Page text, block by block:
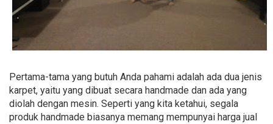
Pertama-tama yang butuh Anda pahami adalah ada dua jenis
karpet, yaitu yang dibuat secara handmade dan ada yang
diolah dengan mesin. Seperti yang kita ketahui, segala
produk handmade biasanya memang mempunyai harga jual